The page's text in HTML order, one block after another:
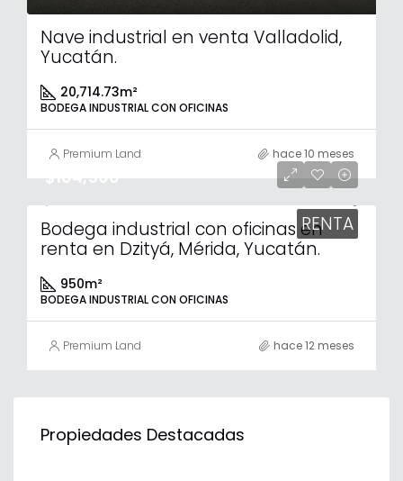
Nave industrial en venta Valladolid,
Yucatán.
20,714.73m²
BODEGA INDUSTRIAL CON OFICINAS
Premium Land hace 10 meses
RENTA
$104,500
Bodega industrial con oficinas en
renta en Dzityá, Mérida, Yucatán.
950m²
BODEGA INDUSTRIAL CON OFICINAS
Premium Land hace 12 meses
Propiedades Destacadas
$31,843,500